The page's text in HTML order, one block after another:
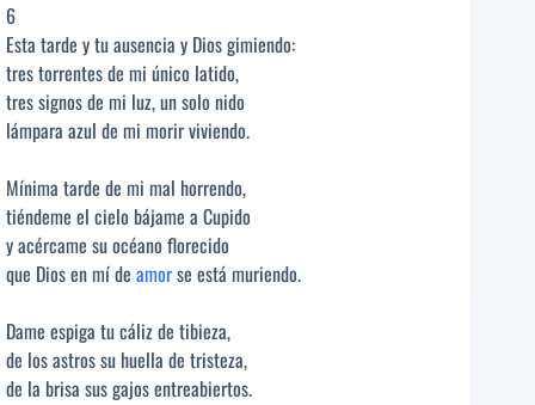
6
Esta tarde y tu ausencia y Dios gimiendo:
tres torrentes de mi único latido,
tres signos de mi luz, un solo nido
lámpara azul de mi morir viviendo.
Mínima tarde de mi mal horrendo,
tiéndeme el cielo bájame a Cupido
y acércame su océano florecido
que Dios en mí de amorse está muriendo.
Dame espiga tu cáliz de tibieza,
de los astros su huella de tristeza,
de la brisa sus gajos entreabiertos.